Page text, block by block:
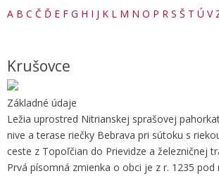
A B C Č Ď E F G H I J K L M N O P R S Š T Ú V
Krušovce
Základné údaje
Ležia uprostred Nitrianskej sprašovej
nive a terase riečky Bebrava pri sútoku s
ceste z Topoľčian do Prievidze a železničnej
Prvá písomná zmienka o obci je z r. 1235 pod